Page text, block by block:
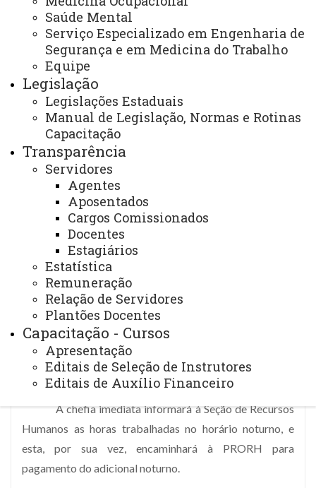
Saúde Mental
Serviço Especializado em Engenharia de
Segurança e em Medicina do Trabalho
Equipe
Legislação
Legislações Estaduais
Manual de Legislação, Normas e Rotinas
Capacitação
Transparência
Servidores
Agentes
Aposentados
Cargos Comissionados
Docentes
Estagiários
Estatística
Remuneração
Relação de Servidores
Plantões Docentes
Capacitação - Cursos
Apresentação
Editais de Seleção de Instrutores
Editais de Auxílio Financeiro
seguinte.
Legislação:
Art. 7º, inciso IX da Constituição Federal
http://www.planalto.gov.br/ccivil_03/Constituicao/
Art. 34, da V da Constituição Estadual.
http://www.legislacao.pr.gov.br/legislacao/
action=iniciarProcesso&tipoAto=10&retiraLista=true
Informação Geral:
A hora noturna é computada como 52 (cinquenta e
dois) minutos e 30 (trinta) segundos.
O adicional noturno não se incorpora à remuneração
ou provento.
Apercepção do adicional noturno não é permitida
quando dos afastamentos do servidor.
Rotina:
A chefia imediata informará à Seção de Recursos
Humanos as horas trabalhadas no horário noturno, e
esta, por sua vez, encaminhará à PRORH para
pagamento do adicional noturno.